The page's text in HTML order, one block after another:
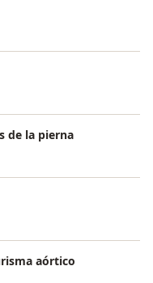
de aorta
y extremidades
de la pierna
aórtico